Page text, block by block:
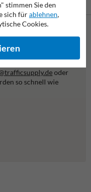
Uhr) unter
oder
so schnell wie
stimmen Sie den
sich fürablehnen,
Cookies.